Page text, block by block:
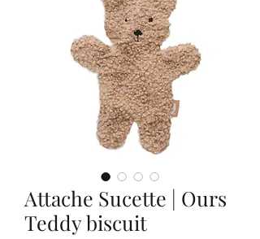
Attache Sucette | Ours
Teddy biscuit